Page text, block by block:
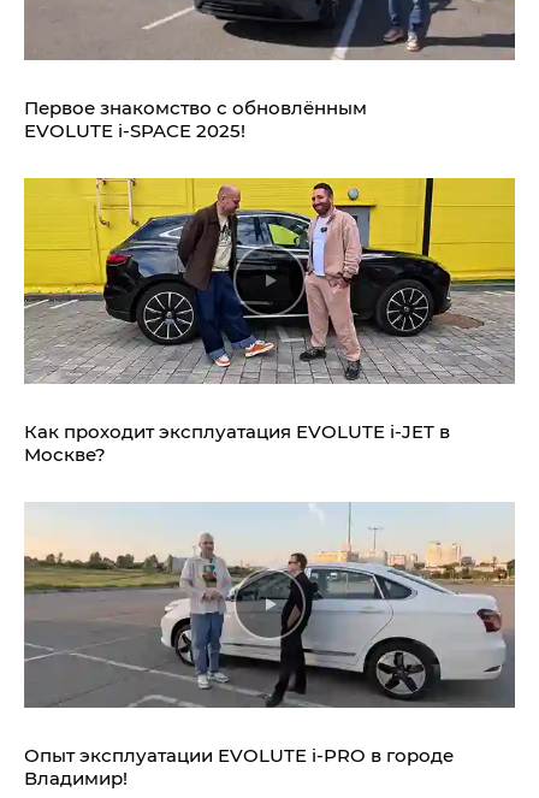
Первое знакомство с обновлённым
EVOLUTE i‑SPACE 2025!
Как проходит эксплуатация EVOLUTE i‑JET в
Москве?
Опыт эксплуатации EVOLUTE i‑PRO в городе
Владимир!